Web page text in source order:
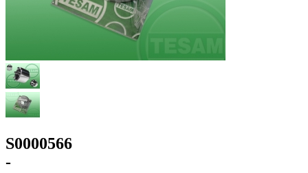
S0000566
-